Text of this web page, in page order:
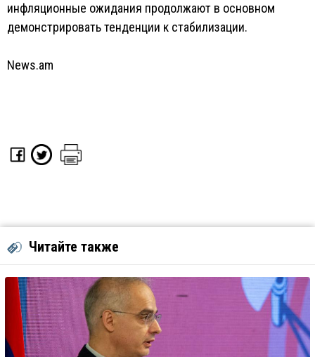
инфляционные ожидания продолжают в основном
демонстрировать тенденции к стабилизации.
News.am
Читайте также